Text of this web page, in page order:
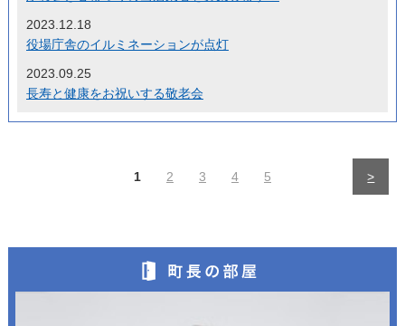
2023.12.18
役場庁舎のイルミネーションが点灯
2023.09.25
長寿と健康をお祝いする敬老会
1 2 3 4 5 >